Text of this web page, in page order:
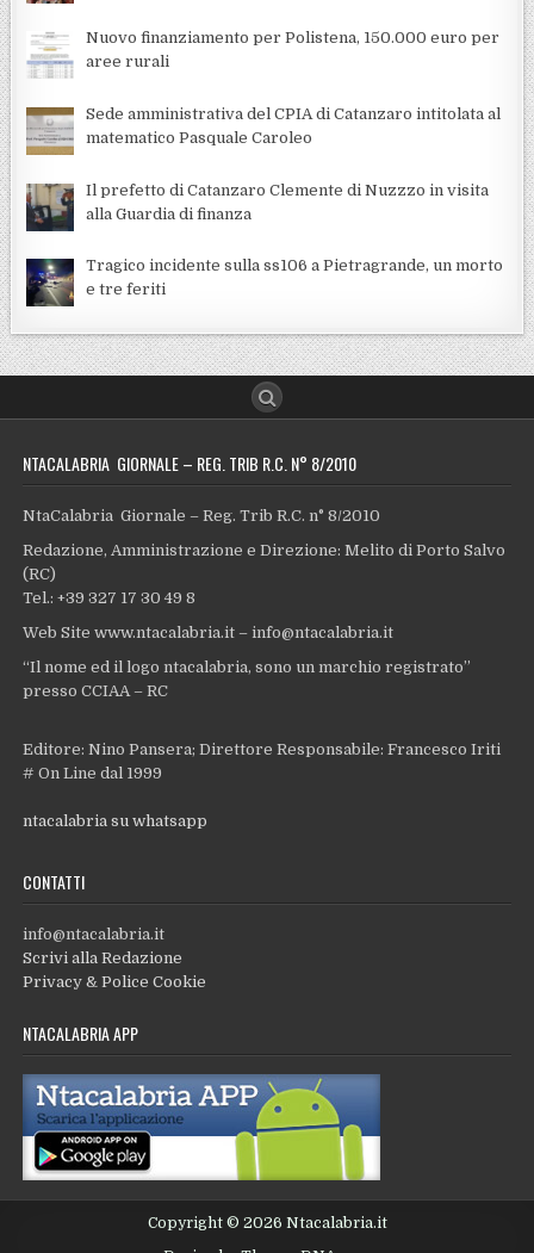
Nuovo finanziamento per Polistena, 150.000 euro per
aree rurali
Sede amministrativa del CPIA di Catanzaro intitolata al
matematico Pasquale Caroleo
Il prefetto di Catanzaro Clemente di Nuzzzo in visita
alla Guardia di finanza
Tragico incidente sulla ss106 a Pietragrande, un morto
e tre feriti
NTACALABRIA GIORNALE – REG. TRIB R.C. N° 8/2010
NtaCalabria Giornale – Reg. Trib R.C. n° 8/2010
Redazione, Amministrazione e Direzione: Melito di Porto Salvo
(RC)
Tel.: +39 327 17 30 49 8
Web Site www.ntacalabria.it – info@ntacalabria.it
“Il nome ed il logo ntacalabria, sono un marchio registrato”
presso CCIAA – RC
Editore: Nino Pansera; Direttore Responsabile: Francesco Iriti
# On Line dal 1999
ntacalabria su whatsapp
CONTATTI
info@ntacalabria.it
Scrivi alla Redazione
Privacy & Police Cookie
NTACALABRIA APP
Copyright © 2026 Ntacalabria.it